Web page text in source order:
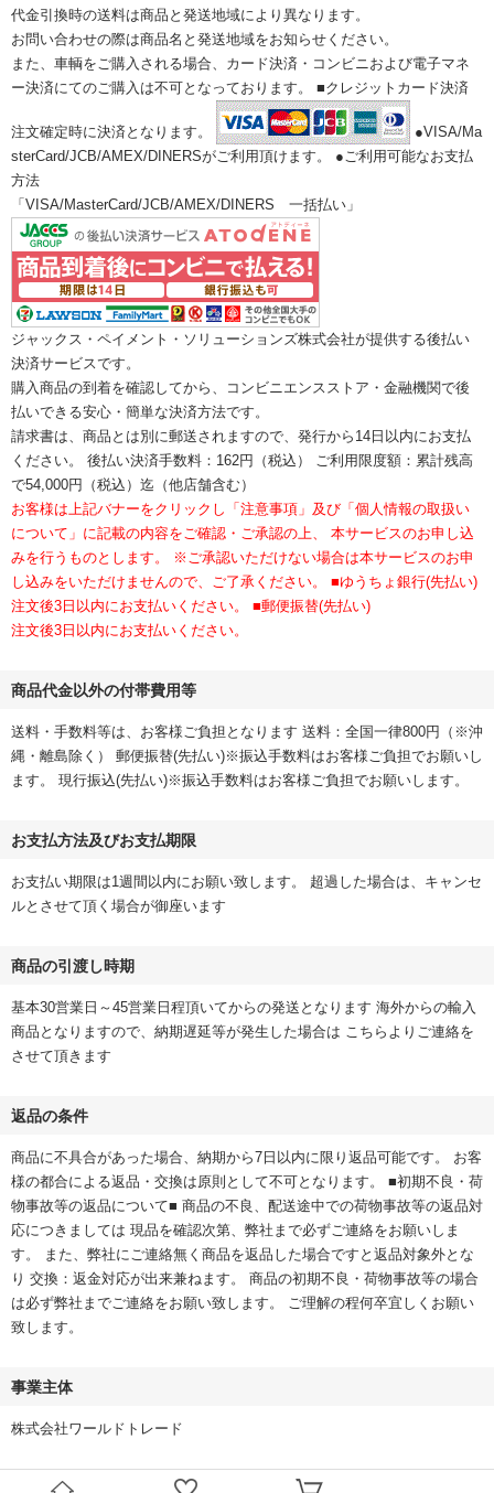
代金引換時の送料は商品と発送地域により異なります。
お問い合わせの際は商品名と発送地域をお知らせください。
また、車輌をご購入される場合、カード決済・コンビニおよび電子マネ
ー決済にてのご購入は不可となっております。 ■クレジットカード決済
注文確定時に決済となります。
●VISA/Ma
sterCard/JCB/AMEX/DINERSがご利用頂けます。 ●ご利用可能なお支払
方法
「VISA/MasterCard/JCB/AMEX/DINERS 一括払い」
ジャックス・ペイメント・ソリューションズ株式会社が提供する後払い
決済サービスです。
購入商品の到着を確認してから、コンビニエンスストア・金融機関で後
払いできる安心・簡単な決済方法です。
請求書は、商品とは別に郵送されますので、発行から14日以内にお支払
ください。 後払い決済手数料：162円（税込） ご利用限度額：累計残高
で54,000円（税込）迄（他店舗含む）
お客様は上記バナーをクリックし「注意事項」及び「個人情報の取扱い
について」に記載の内容をご確認・ご承認の上、 本サービスのお申し込
みを行うものとします。 ※ご承認いただけない場合は本サービスのお申
し込みをいただけませんので、ご了承ください。 ■ゆうちょ銀行(先払い)
注文後3日以内にお支払いください。 ■郵便振替(先払い)
注文後3日以内にお支払いください。
商品代金以外の付帯費用等
送料・手数料等は、お客様ご負担となります 送料：全国一律800円（※沖
縄・離島除く） 郵便振替(先払い)※振込手数料はお客様ご負担でお願いし
ます。 現行振込(先払い)※振込手数料はお客様ご負担でお願いします。
お支払方法及びお支払期限
お支払い期限は1週間以内にお願い致します。 超過した場合は、キャンセ
ルとさせて頂く場合が御座います
商品の引渡し時期
基本30営業日～45営業日程頂いてからの発送となります 海外からの輸入
商品となりますので、納期遅延等が発生した場合は こちらよりご連絡を
させて頂きます
返品の条件
商品に不具合があった場合、納期から7日以内に限り返品可能です。 お客
様の都合による返品・交換は原則として不可となります。 ■初期不良・荷
物事故等の返品について■ 商品の不良、配送途中での荷物事故等の返品対
応につきましては 現品を確認次第、弊社まで必ずご連絡をお願いしま
す。 また、弊社にご連絡無く商品を返品した場合ですと返品対象外とな
り 交換：返金対応が出来兼ねます。 商品の初期不良・荷物事故等の場合
は必ず弊社までご連絡をお願い致します。 ご理解の程何卒宜しくお願い
致します。
事業主体
株式会社ワールドトレード